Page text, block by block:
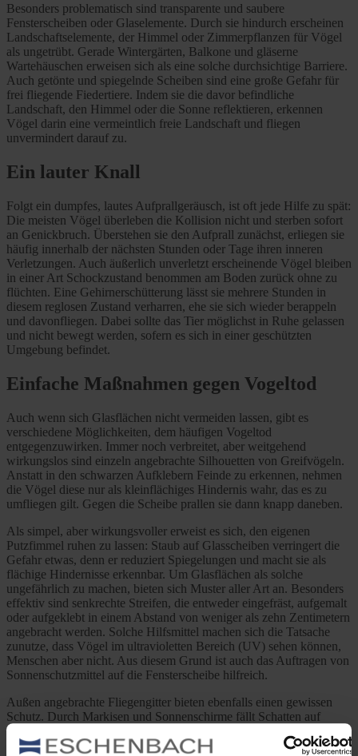
Besonders problematisch sind transparente und saubere
Fensterscheiben oder Glaselemente. Durch sie hindurch erscheinen
Landschaftselemente, der Himmel oder Zimmerpflanzen für Vögel
als ungetrübt. Gerade Wintergärten, Balkone und gläserne
Wartehäuschen erweisen sich als eine solche durchsichtige Barriere.
Auch getönte und spiegelnde Scheiben sind eine große Gefahr für
frei fliegende Fiedertiere. Indem sie die davor befindliche
Landschaft, den Himmel oder die Sonne reflektieren, erkennen
Vögel darin eine vermeintlich freie Landschaft und fliegen
unvermindert darauf zu.
Ein lauter Knall
Folgt ein dumpfes, lautes Aufprallgeräusch, ist oft jede Hilfe zu spät:
Die meisten Vögel überleben die Kollision nicht und sterben sofort
an Genickbruch. Überstehen sie den Aufprall zunächst, erliegen sie
häufig innerhalb der nächsten Stunden oder Tage ihren inneren
Verletzungen. Auch äußerlich unverletzt erscheinende Vögel bleiben
in einer Art Schockzustand benommen am Boden zurück ohne zu
flüchten. Eine Gehirnerschütterung lässt sie mehrere Stunden in
diesem reglosen Zustand verharren, ehe sie sich wieder berappeln
und davonfliegen. Dabei sollte das Tier möglichst in Ruhe gelassen
und nicht bewegt werden, sofern es sich in einer geschützten
Umgebung befindet.
Einfache Maßnahmen gegen Vogeltod
Auch wenn sich Glasflächen nicht vermeiden lassen, gibt es
verschiedene Möglichkeiten, dem häufigen Vogeltod
entgegenzuwirken. Immer noch verbreitet, aber weitgehend
wirkungslos sind einzeln angebrachte Silhouetten von Greifvögeln.
Anstatt in den schwarzen Aufklebern Feinde zu erkennen, nehmen
die Vögel diese nur als kleinflächiges Hindernis wahr, das es zu
umfliegen gilt. Gegen die Scheibe prallen sie dann knapp daneben.
Als simpel, aber wirkungsvoller erweist es sich, den eigenen
Putzfimmel ruhen zu lassen: Staub auf Glasscheiben verringert die
Gefahr etwas, denn er reduziert Spiegelungen und macht sie als
flächige Hindernisse erkennbar. Um Glasflächen als solche
ungefährlich zu machen, bieten sich Muster aller Art an. Besonders
effektiv sind senkrechte Streifen, die entweder eingefräst, aufgemalt
oder aufgeklebt in einem Abstand von weniger als zehn Zentimetern
angebracht werden. Solche Hilfsmittel machen sich die Tatsache
zunutze, dass Vögel im ultravioletten Bereich (UV) sehen können,
Menschen aber nicht. Aus diesem Grund ist auch das Auftragen von
Sonnenschutzmittel auf die Fensterscheibe hilfreich.
Außen angebrachte Fliegengitter bieten ebenfalls einen gewissen
Schutz. Durch Markisen und Sonnenschirme fällt Schatten auf
spiegelnde Scheiben. Am besten lässt sich den Vögeln helfen, indem
das eigene Haus nicht an irgendeiner Stelle für sie als durchsichtig